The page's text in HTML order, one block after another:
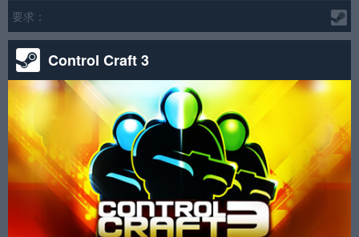
要求：
Control Craft 3